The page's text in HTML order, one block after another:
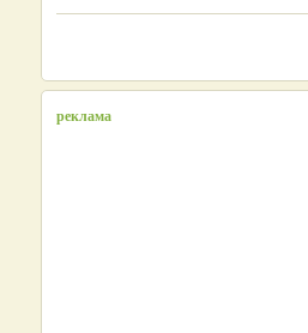
реклама